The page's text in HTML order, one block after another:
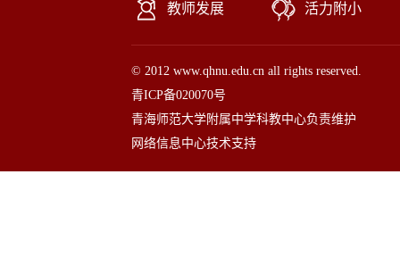
教师发展 活力附小
© 2012 www.qhnu.edu.cn all rights reserved.
青ICP备020070号
青海师范大学附属中学科教中心负责维护
网络信息中心技术支持